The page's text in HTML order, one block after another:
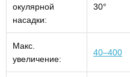
окулярной
насадки:
30°
Макс.
увеличение:
40–400